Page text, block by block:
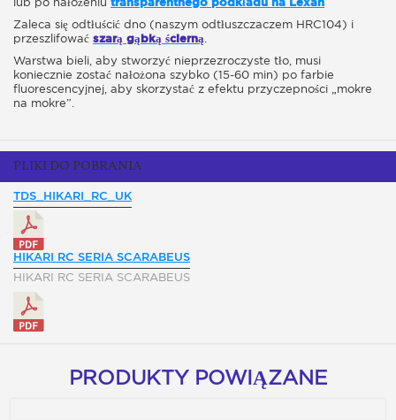
Zaleca się odtłuścić dno (naszym odtłuszczaczem HRC104) i
przeszlifować szarą gąbką ścierną.
Warstwa bieli, aby stworzyć nieprzezroczyste tło, musi
koniecznie zostać nałożona szybko (15-60 min) po farbie
fluorescencyjnej, aby skorzystać z efektu przyczepności „mokre
na mokre”.
PLIKI DO POBRANIA
TDS_HIKARI_RC_UK
HIKARI RC SERIA SCARABEUS
HIKARI RC SERIA SCARABEUS
PRODUKTY POWIĄZANE